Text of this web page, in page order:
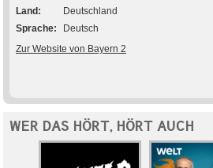
Land
Deutschland
Sprache
Deutsch
Zur Website von Bayern 2
WER DAS HÖRT, HÖRT AUCH